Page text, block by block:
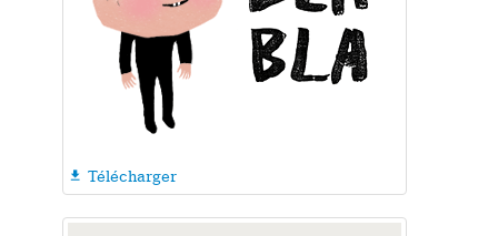
 Télécharger